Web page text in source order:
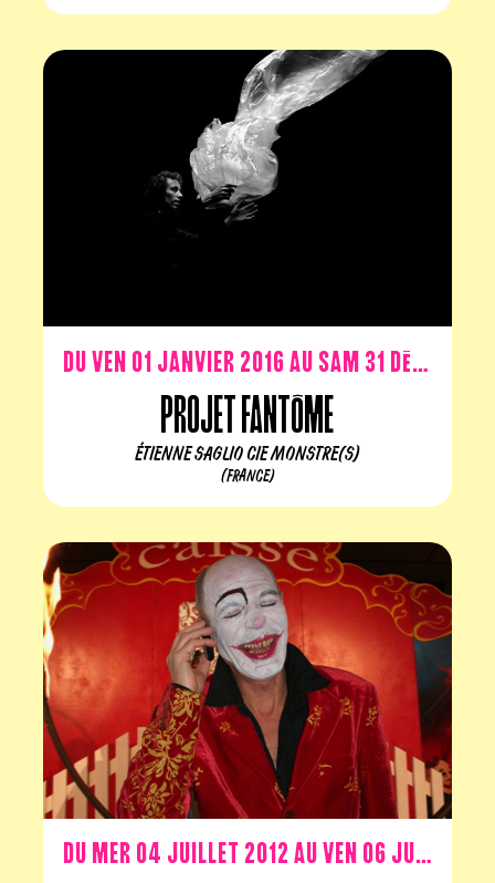
Du ven 01 janvier 2016 au sam 31 décembre 2016
Projet Fantôme
ÉTIENNE SAGLIO CIE MONSTRE(S)
(FRANCE)
Du mer 04 juillet 2012 au ven 06 juillet 2012